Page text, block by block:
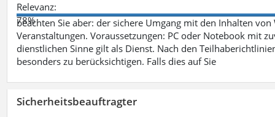
Relevanz:
78%
beachten Sie aber: der sichere Umgang mit den Inhalten
Veranstaltungen. Voraussetzungen: PC oder Notebook mit
dienstlichen Sinne gilt als Dienst. Nach den
besonders zu berücksichtigen. Falls dies auf Sie
Sicherheitsbeauftragter